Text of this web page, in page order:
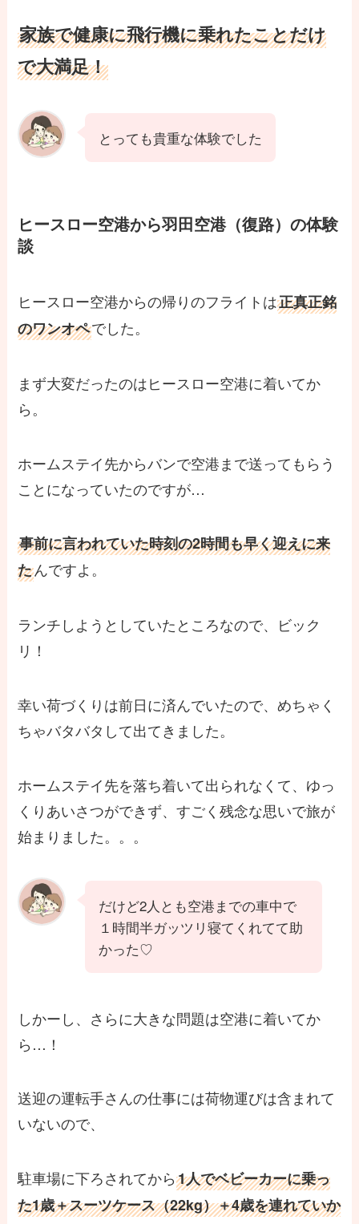
家族で健康に飛行機に乗れたことだけ
で大満足！
とっても貴重な体験でした
ヒースロー空港から羽田空港（復路）の体験
談
ヒースロー空港からの帰りのフライトは正真正銘
のワンオペでした。
まず大変だったのはヒースロー空港に着いてか
ら。
ホームステイ先からバンで空港まで送ってもらう
ことになっていたのですが…
事前に言われていた時刻の2時間も早く迎えに来
たんですよ。
ランチしようとしていたところなので、ビック
リ！
幸い荷づくりは前日に済んでいたので、めちゃく
ちゃバタバタして出てきました。
ホームステイ先を落ち着いて出られなくて、ゆっ
くりあいさつができず、すごく残念な思いで旅が
始まりました。。。
だけど2人とも空港までの車中で
１時間半ガッツリ寝てくれてて助
かった♡
しかーし、さらに大きな問題は空港に着いてか
ら…！
送迎の運転手さんの仕事には荷物運びは含まれて
いないので、
駐車場に下ろされてから1人でベビーカーに乗っ
た1歳＋スーツケース（22kg）＋4歳を連れていか